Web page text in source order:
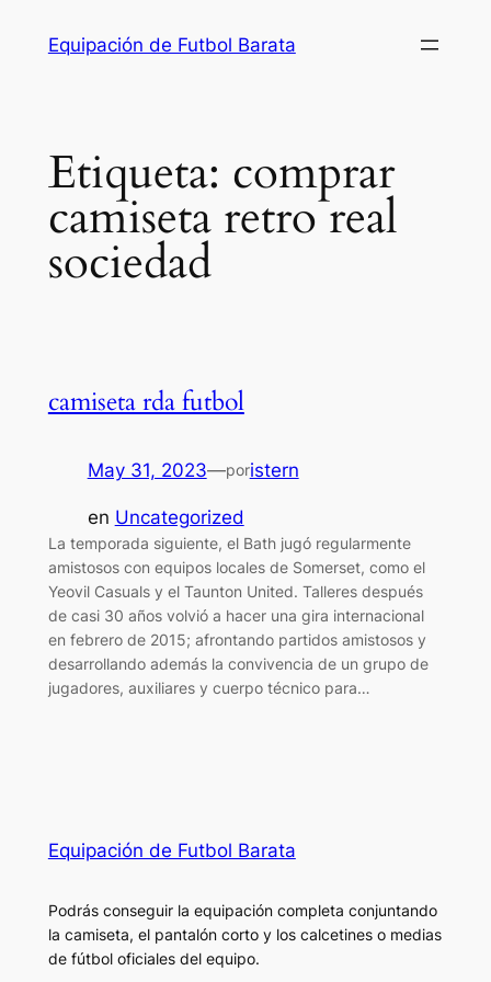
Equipación de Futbol Barata
Etiqueta: comprar
camiseta retro real
sociedad
camiseta rda futbol
May 31, 2023—poristern
en Uncategorized
La temporada siguiente, el Bath jugó regularmente
amistosos con equipos locales de Somerset, como el
Yeovil Casuals y el Taunton United. Talleres después
de casi 30 años volvió a hacer una gira internacional
en febrero de 2015; afrontando partidos amistosos y
desarrollando además la convivencia de un grupo de
jugadores, auxiliares y cuerpo técnico para…
Equipación de Futbol Barata
Podrás conseguir la equipación completa conjuntando
la camiseta, el pantalón corto y los calcetines o medias
de fútbol oficiales del equipo.